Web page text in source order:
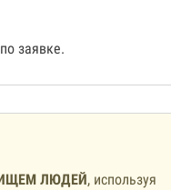
заявке.
ЛЮДЕЙ, используя